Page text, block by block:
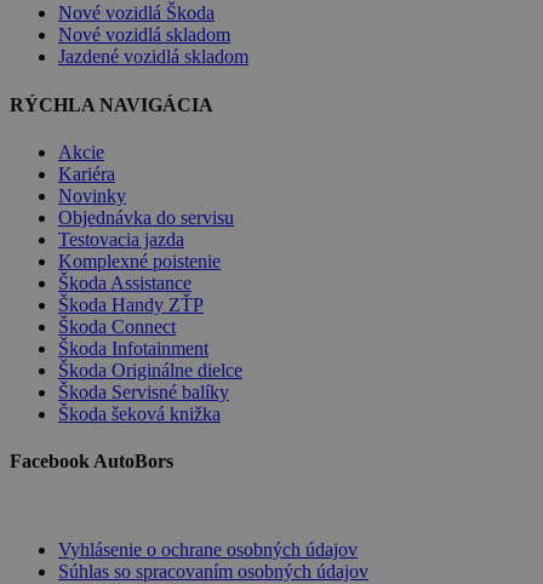
Nové vozidlá Škoda
Nové vozidlá skladom
Jazdené vozidlá skladom
RÝCHLA NAVIGÁCIA
Akcie
Kariéra
Novinky
Objednávka do servisu
Testovacia jazda
Komplexné poistenie
Škoda Assistance
Škoda Handy ZŤP
Škoda Connect
Škoda Infotainment
Škoda Originálne dielce
Škoda Servisné balíky
Škoda šeková knižka
Facebook AutoBors
Vyhlásenie o ochrane osobných údajov
Súhlas so spracovaním osobných údajov